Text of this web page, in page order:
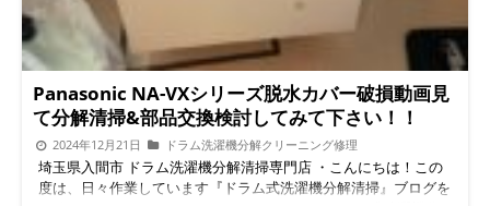
り「どこまで見たか」 今回のNA-VX8700Lのように、一度分解ク
リーニングをしていても、問題が残るケースは少なくありませ
ん。 大切なのは、 本当に必要な部分まで確認しているか 部品の
状態を正しく判断しているか 便利屋BUZZでは、「やらない方が
いい作業」は正直にお伝えします。伊勢崎市周辺でドラム式洗濯
機の不調にお困りの方は、お気軽にご相談ください。
公式
LINEで相談・依頼する
電話する 問い合わせ
覧を見る 便利屋BUZZのドラム式洗濯機分解クリーニング・修理
のサービス内容や作業内容、機種別料金についてはこちらで詳し
くご確認いただけます。 ご予約前にぜひチェックしてくださ
するとどうなる？ 衣類が引っかかる 異音・振動が発生 故障が拡
大して高額修理に 特に9900シリーズは樹脂劣化が起きやすく、
早めの交換が安心です。 内部カビの原因ベスト3 風呂水使用 →
雑菌増殖 乾燥を使わない → 湿気が残る 洗剤過剰 → すすぎ残り
がカビの餌 特に「天気悪い日だけ乾燥」は臭い増加の典型で
す。 長持ちさせる日常の予防法 使用後はドアを開けて湿気を逃
がす 月1回程度の軽い清掃（柔らかい布でパッキン表面拭き） 乾
燥フィルター奥のホコリ確認 柔軟剤の使い過ぎ注意 臭いが出た
ら早めに専門業者に相談 お客様の声（豊島区） 「洗濯物がすぐ
Panasonic NA-VXシリーズ脱水カバー破損動画見
て分解清掃&部品交換検討してみて下さい！！
2024年12月21日 ドラム洗濯機分解クリーニング修理
埼玉県入間市 ドラム洗濯機分解清掃専門店 ・こんにちは！この
度は、日々作業しています『ドラム式洗濯機分解清掃』ブログを